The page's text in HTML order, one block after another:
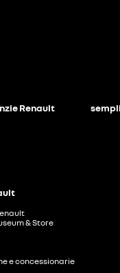
Renault
& Store
e concessionarie